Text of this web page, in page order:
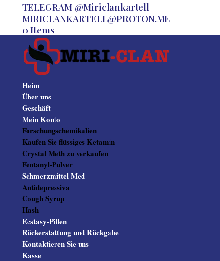
TELEGRAM @Miriclankartell
MIRICLANKARTELL@PROTON.ME
0 Items
Heim
Über uns
Geschäft
Mein Konto
Forschungschemikalien
Kaufen Sie flüssiges Ketamin
Crystal Meth zu verkaufen
Fentanyl-Pulver
Schmerzmittel Med
Antidepressiva
Cough Syrup
Hash
Ecstasy-Pillen
Rückerstattung und Rückgabe
Kontaktieren Sie uns
Kasse